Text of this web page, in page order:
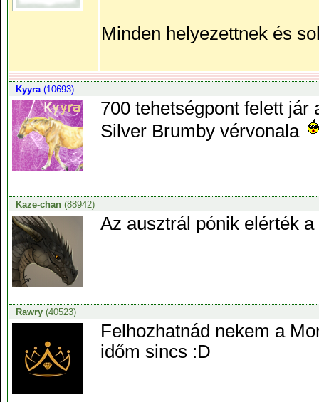
Minden helyezettnek és
Kyyra(10693)
700 tehetségpont felett
Silver Brumby vérvonala
Kaze-chan(88942)
Az ausztrál pónik elérték
Rawry(40523)
Felhozhatnád nekem a
időm sincs :D